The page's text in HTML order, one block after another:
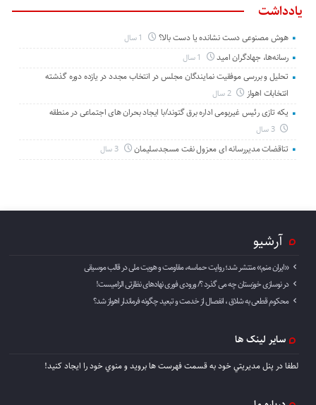
یادداشت
هوش مصنوعی دست نشانده یا دست بالا؟
رسانه‌ها، جهادگران امید
تحلیل و بررسی موفقیت نمایندگان مجلس در انتخاب مجدد در یازده دوره گذشته
انتخابات اهواز
2 سال
یکه تازی رئیس غیربومی اداره برق گتوند/با ایجاد بحران های اجتماعی در منطقه
3 سال
تناقضات مدیررسانه ای معزول نفت مسجدسلیمان 3 سال
آرشیو
«ایران منم» منتشر شد؛ روایت حماسه، مقاومت و هویت ملی در قالب موسیقی
در نوسازی خوزستان چه می گذرد ؟/ ورودی فوری نهادهای نظارتی الزامیست!
محکوم قطعی به شلاق ، انفصال از خدمت و تبعید چگونه فرماندار اهواز شد؟
سایر لینک ها
لطفا در پنل مديريتي خود به قسمت فهرست ها برويد و منوي خود را ايجاد كنيد!